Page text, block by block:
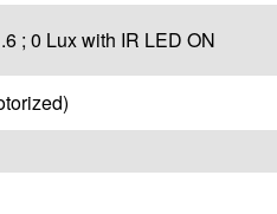
; 0 Lux with IR LED ON